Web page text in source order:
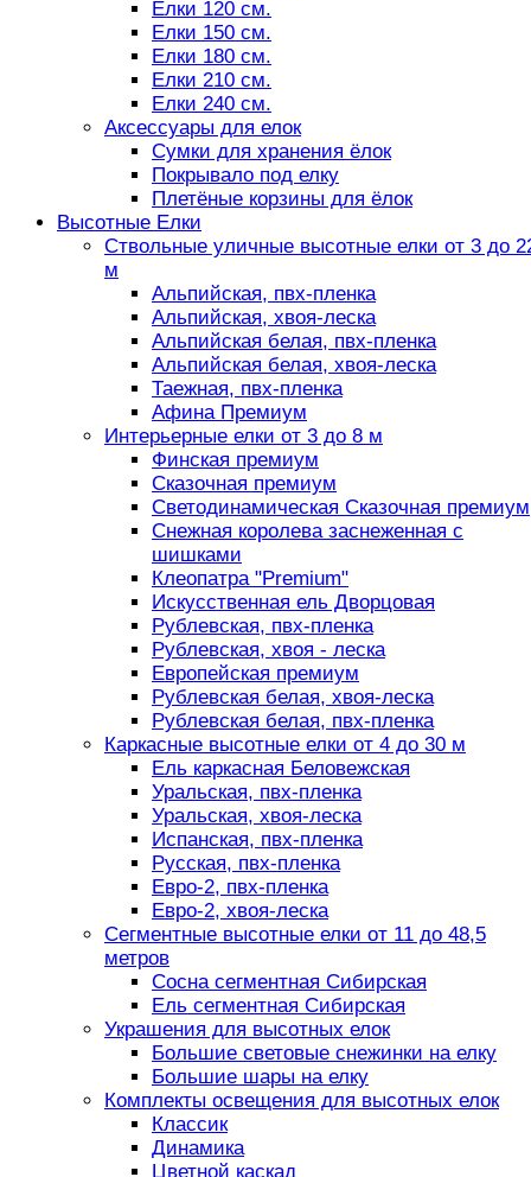
Елки 120 см.
Елки 150 см.
Елки 180 см.
Елки 210 см.
Елки 240 см.
Аксессуары для елок
Сумки для хранения ёлок
Покрывало под елку
Плетёные корзины для ёлок
Высотные Елки
Ствольные уличные высотные елки от 3 до
м
Альпийская, пвх-пленка
Альпийская, хвоя-леска
Альпийская белая, пвх-пленка
Альпийская белая, хвоя-леска
Таежная, пвх-пленка
Афина Премиум
Интерьерные елки от 3 до 8 м
Финская премиум
Сказочная премиум
Светодинамическая Сказочная премиум
Снежная королева заснеженная с
шишками
Клеопатра "Premium"
Искусственная ель Дворцовая
Рублевская, пвх-пленка
Рублевская, хвоя - леска
Европейская премиум
Рублевская белая, хвоя-леска
Рублевская белая, пвх-пленка
Каркасные высотные елки от 4 до 30 м
Ель каркасная Беловежская
Уральская, пвх-пленка
Уральская, хвоя-леска
Испанская, пвх-пленка
Русская, пвх-пленка
Евро-2, пвх-пленка
Евро-2, хвоя-леска
Сегментные высотные елки от 11 до 48,5
метров
Сосна сегментная Сибирская
Ель сегментная Сибирская
Украшения для высотных елок
Большие световые снежинки на елку
Большие шары на елку
Комплекты освещения для высотных елок
Классик
Динамика
Цветной каскад